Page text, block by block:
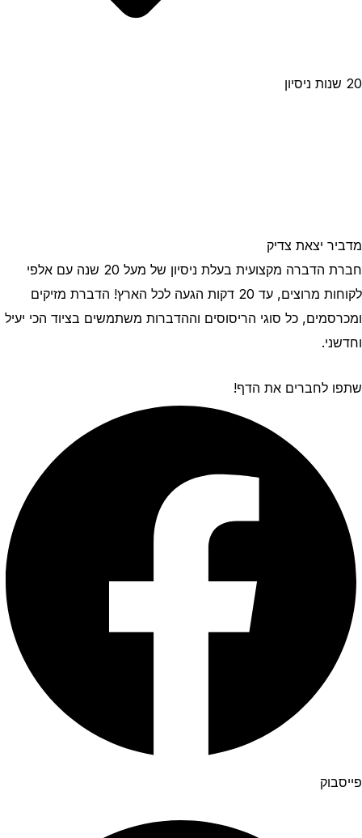
20 שנות ניסיון
מדביר יצאת צדיק
חברת הדברה מקצועית בעלת ניסיון של מעל 20 שנה עם אלפי
לקוחות מרוצים, עד 20 דקות הגעה לכל הארץ! הדברת מזיקים
ומכרסמים, כל סוגי הריסוסים וההדברות משתמשים בציוד הכי יעיל
וחדשני.
שתפו לחברים את הדף!
פייסבוק